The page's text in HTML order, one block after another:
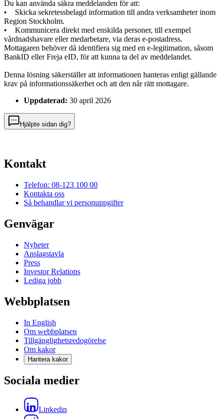
Du kan använda säkra meddelanden för att:
• Skicka sekretessbelagd information till andra verksamheter inom
Region Stockholm.
• Kommunicera direkt med enskilda personer, till exempel
vårdnadshavare eller medarbetare, via deras e-postadress.
Mottagaren behöver då identifiera sig med en e-legitimation, såsom
BankID eller Freja eID, för att kunna ta del av meddelandet.
Denna lösning säkerställer att informationen hanteras enligt gällande
krav på informationssäkerhet och att den når rätt mottagare.
Uppdaterad: 30 april 2026
Hjälpte sidan dig?
Kontakt
Telefon: 08-123 100 00
Kontakta oss
Så behandlar vi personuppgifter
Genvägar
Nyheter
Anslagstavla
Press
Investor Relations
Lediga jobb
Webbplatsen
In English
Om webbplatsen
Tillgänglighetsredogörelse
Om kakor
Hantera kakor
Sociala medier
Linkedin